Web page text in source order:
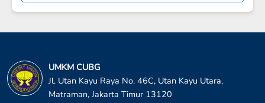
UMKM CUBG
Jl. Utan Kayu Raya No. 46C, Utan Kayu Utara,
Matraman, Jakarta Timur 13120